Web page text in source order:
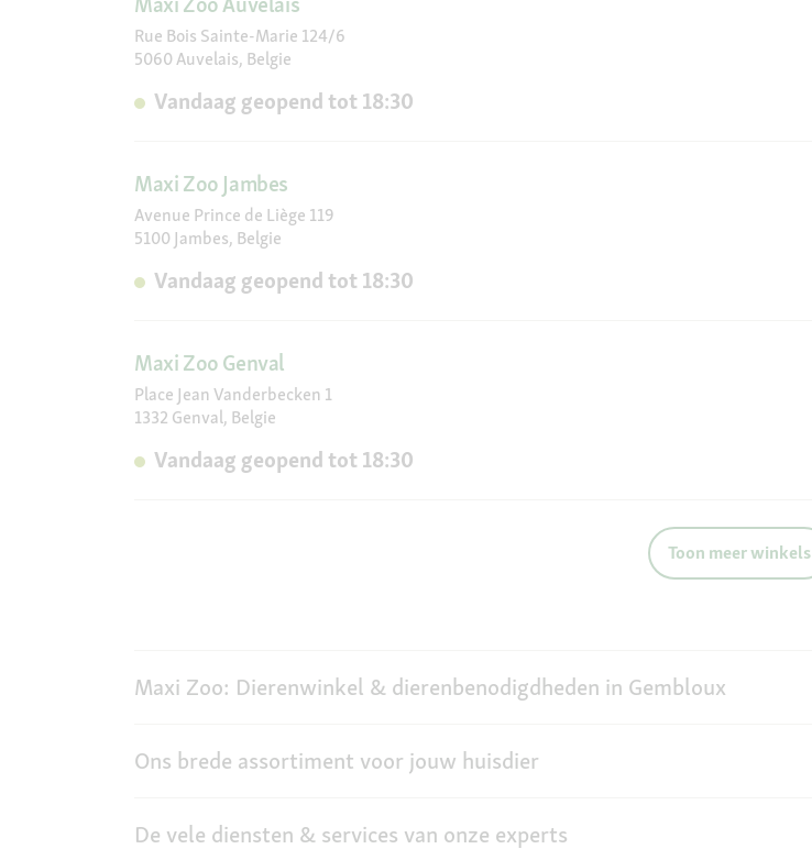
Rue Bois Sainte-Marie 124/6
5060 Auvelais, Belgie
Vandaag geopend tot 18:30
Maxi Zoo Jambes
Avenue Prince de Liège 119
5100 Jambes, Belgie
Vandaag geopend tot 18:30
Maxi Zoo Genval
Place Jean Vanderbecken 1
1332 Genval, Belgie
Vandaag geopend tot 18:30
Toon meer winkels
Maxi Zoo: Dierenwinkel & dierenbenodigdheden in Gembloux
Ons brede assortiment voor jouw huisdier
De vele diensten & services van onze experts